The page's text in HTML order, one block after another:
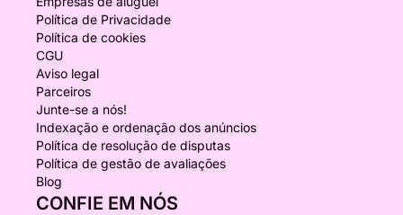
Política de Privacidade
Política de cookies
CGU
Aviso legal
Parceiros
Junte-se a nós!
Indexação e ordenação dos anúncios
Política de resolução de disputas
Política de gestão de avaliações
Blog
CONFIE EM NÓS